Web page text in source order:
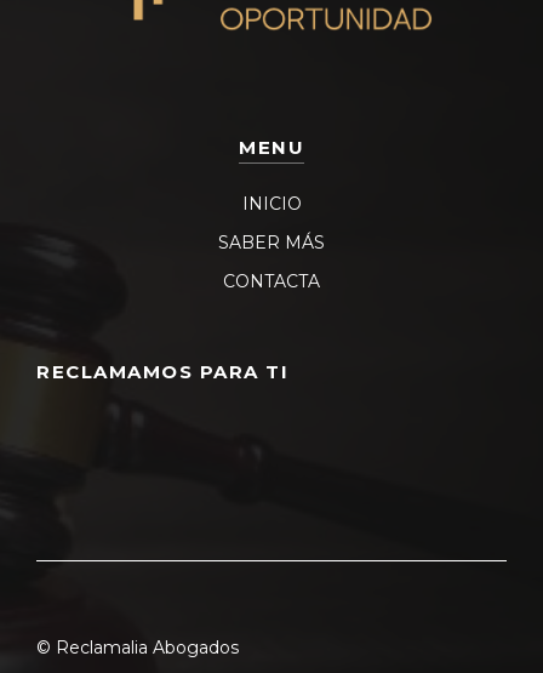
MENU
INICIO
SABER MÁS
CONTACTA
RECLAMAMOS PARA TI
© Reclamalia Abogados